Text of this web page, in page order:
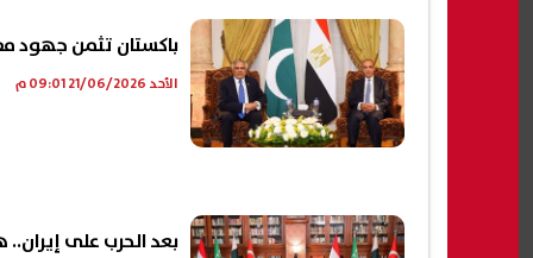
باكستان تثمن جهود
الأحد 21/06/2026 09:01 م
بعد الحرب على